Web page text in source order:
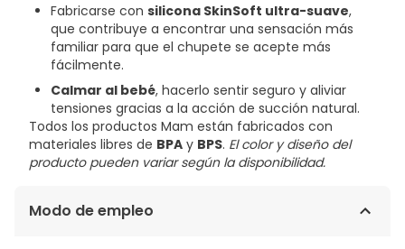
Fabricarse con silicona SkinSoft ultra-suave,
que contribuye a encontrar una sensación más
familiar para que el chupete se acepte más
fácilmente.
Calmar al bebé, hacerlo sentir seguro y aliviar
tensiones gracias a la acción de succión natural.
Todos los productos Mam están fabricados con
materiales libres de BPA y BPS. El color y diseño del
producto pueden variar según la disponibilidad.
Modo de empleo